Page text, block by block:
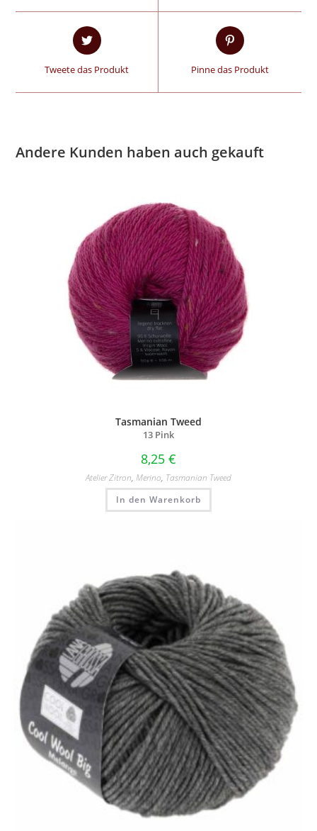
Tweete das Produkt Pinne das Produkt
Andere Kunden haben auch gekauft
Tasmanian Tweed
13 Pink
8,25 €
Atelier Zitron, Merino, Tasmanian Tweed
In den Warenkorb